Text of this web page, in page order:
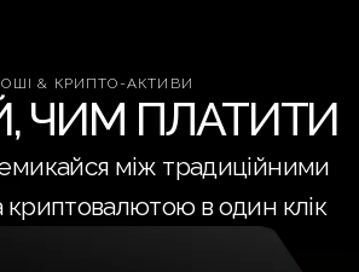
& КРИПТО-АКТИВИ
ЧИМ ПЛАТИТИ
між традиційними
криптовалютою в один клік